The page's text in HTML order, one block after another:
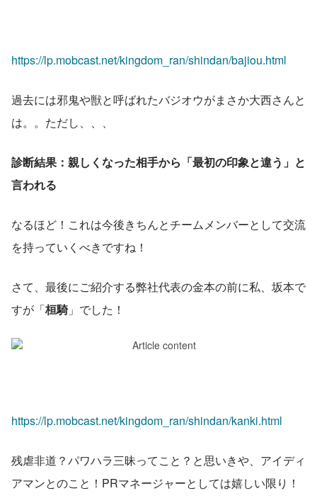
https://lp.mobcast.net/kingdom_ran/shindan/bajiou.html
過去には邪鬼や獣と呼ばれたバジオウがまさか大西さんと
は。。ただし、、、
診断結果：親しくなった相手から「最初の印象と違う」と
言われる
なるほど！これは今後きちんとチームメンバーとして交流
を持っていくべきですね！
さて、最後にご紹介する弊社代表の金本の前に私、坂本で
すが「桓騎」でした！
https://lp.mobcast.net/kingdom_ran/shindan/kanki.html
残虐非道？パワハラ三昧ってこと？と思いきや、アイディ
アマンとのこと！PRマネージャーとしては嬉しい限り！